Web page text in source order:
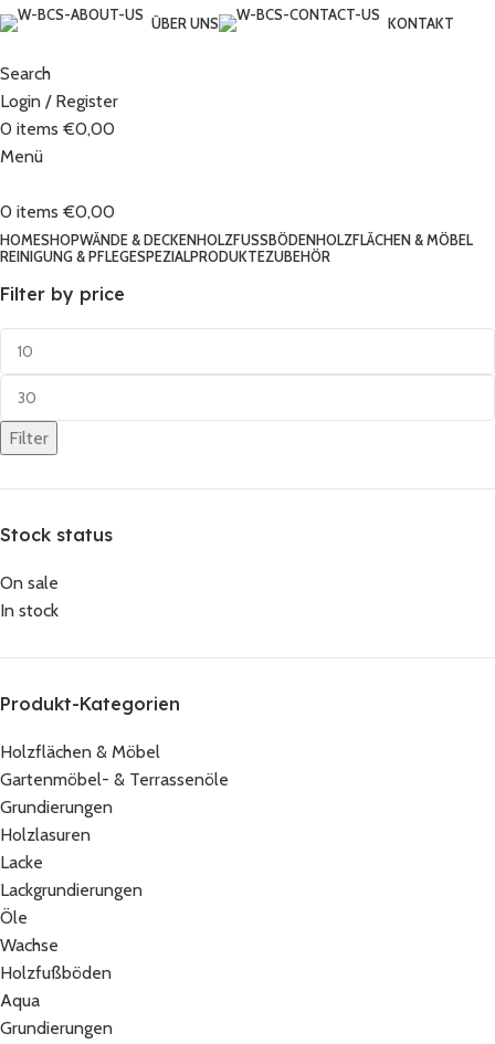
ÜBER UNS KONTAKT
Search
Login / Register
0 items €0,00
Menü
0 items €0,00
HOMESHOPWÄNDE & DECKENHOLZFUSSBÖDEN HOLZFLÄCHEN & MÖBEL
REINIGUNG & PFLEGESPEZIALPRODUKTEZUBEHÖR
Filter by price
Filter
Stock status
On sale
In stock
Produkt-Kategorien
Holzflächen & Möbel
Gartenmöbel- & Terrassenöle
Grundierungen
Holzlasuren
Lacke
Lackgrundierungen
Öle
Wachse
Holzfußböden
Aqua
Grundierungen